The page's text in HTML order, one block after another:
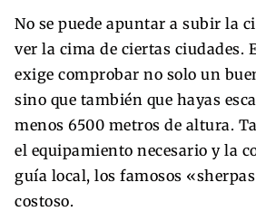
No se puede apuntar a subir la
ver la cima de ciertas ciudades.
exige comprobar no solo un
sino que también que hayas
menos 6500 metros de altura.
el equipamiento necesario y la
guía local, los famosos
costoso.